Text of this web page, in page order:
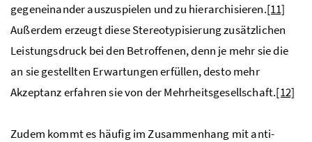
gegeneinander auszuspielen und zu hierarchisieren.[11]
Außerdem erzeugt diese Stereotypisierung zusätzlichen
Leistungsdruck bei den Betroffenen, denn je mehr sie die
an sie gestellten Erwartungen erfüllen, desto mehr
Akzeptanz erfahren sie von der Mehrheitsgesellschaft.[12]
Zudem kommt es häufig im Zusammenhang mit anti-